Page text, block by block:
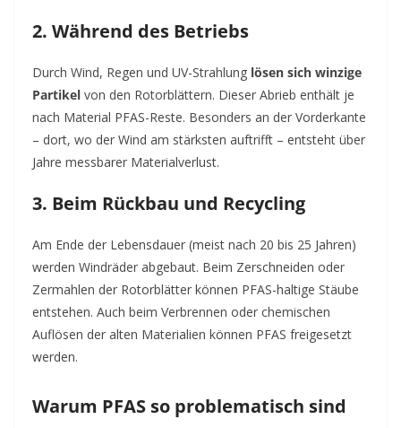
2. Während des Betriebs
Durch Wind, Regen und UV-Strahlung lösen sich winzige
Partikel von den Rotorblättern. Dieser Abrieb enthält je
nach Material PFAS-Reste. Besonders an der Vorderkante
– dort, wo der Wind am stärksten auftrifft – entsteht über
Jahre messbarer Materialverlust.
3. Beim Rückbau und Recycling
Am Ende der Lebensdauer (meist nach 20 bis 25 Jahren)
werden Windräder abgebaut. Beim Zerschneiden oder
Zermahlen der Rotorblätter können PFAS-haltige Stäube
entstehen. Auch beim Verbrennen oder chemischen
Auflösen der alten Materialien können PFAS freigesetzt
werden.
Warum PFAS so problematisch sind